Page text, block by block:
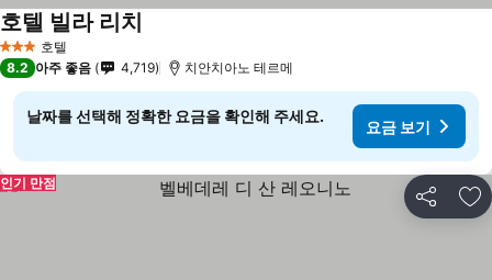
3 성급 호텔
호텔 빌라 리치
8.2 아주 좋음 4,719 치안치아노 테르메
날짜를 선택해 정확한 요금을 확인해 주세요.
요금 보기
공유 즐
인기 만점